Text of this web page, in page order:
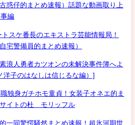
惑仔的まとめ速報）話題な動画取り上
編
スケ番長のエキストラ芸能情報局！
宅警備員的まとめ速報）
浪人勇者カツオンの未解決事件簿へよ
洋子のはなしは信じるな編）]
身ガチホモ童貞！女装子オネエ的ま
イトの杜 モリッフル
一同驚愕騒然まとめ速報！超氷河期世